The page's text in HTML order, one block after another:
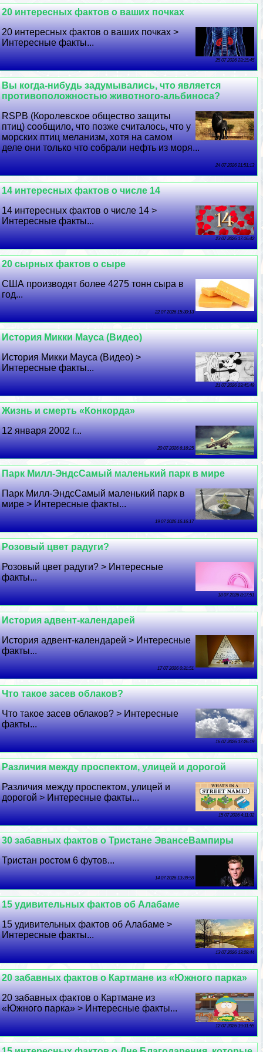
20 интересных фактов о ваших почках
20 интересных фактов о ваших почках >
Интересные факты...
25 07 2026 23:15:45
Вы когда-нибудь задумывались, что является
противоположностью животного-альбиноса?
RSPB (Королевское общество защиты
птиц) сообщило, что позже считалось, что у
морских птиц меланизм, хотя на самом
деле они только что собрали нефть из моря...
24 07 2026 21:51:13
14 интересных фактов о числе 14
14 интересных фактов о числе 14 >
Интересные факты...
23 07 2026 17:16:42
20 сырных фактов о сыре
США производят более 4275 тонн сыра в
год...
22 07 2026 15:30:13
История Микки Мауса (Видео)
История Микки Мауса (Видео) >
Интересные факты...
21 07 2026 23:45:49
Жизнь и cмepть «Конкорда»
12 января 2002 г...
20 07 2026 6:16:25
Парк Милл-ЭндсСамый маленький парк в мире
Парк Милл-ЭндсСамый маленький парк в
мире > Интересные факты...
19 07 2026 16:16:17
Розовый цвет радуги?
Розовый цвет радуги? > Интересные
факты...
18 07 2026 8:17:51
История адвент-календарей
История адвент-календарей > Интересные
факты...
17 07 2026 0:31:51
Что такое засев облаков?
Что такое засев облаков? > Интересные
факты...
16 07 2026 17:26:19
Различия между проспектом, улицей и дорогой
Различия между проспектом, улицей и
дорогой > Интересные факты...
15 07 2026 4:11:32
30 забавных фактов о Тристане ЭвансеВампиры
Тристан ростом 6 футов...
14 07 2026 13:39:58
15 удивительных фактов об Алабаме
15 удивительных фактов об Алабаме >
Интересные факты...
13 07 2026 13:28:44
20 забавных фактов о Картмане из «Южного парка»
20 забавных фактов о Картмане из
«Южного парка» > Интересные факты...
12 07 2026 19:31:55